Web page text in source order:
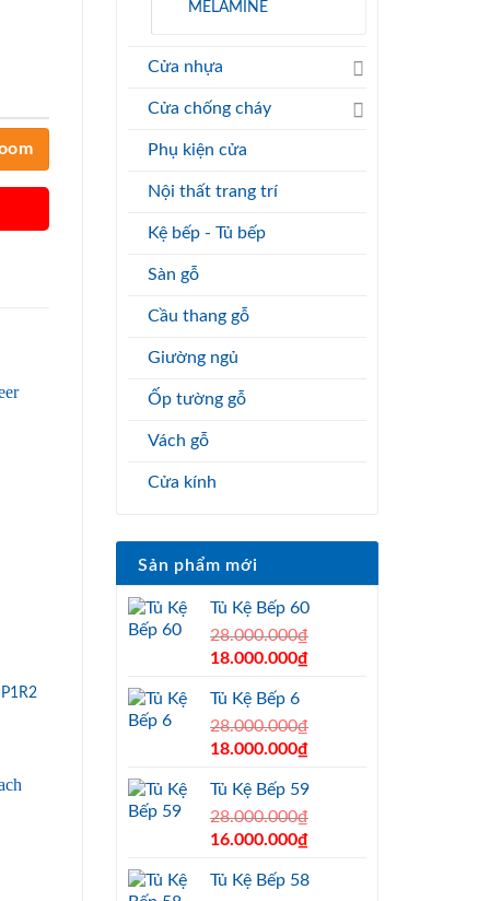
MELAMINE
Cửa nhựa
Cửa chống cháy
Phụ kiện cửa
Nội thất trang trí
Kệ bếp - Tủ bếp
Sàn gỗ
Cầu thang gỗ
Giường ngủ
Ốp tường gỗ
Vách gỗ
Cửa kính
Sản phẩm mới
Tủ Kệ Bếp 60
28.000.000₫
Original
was:
28.000.000₫.
18.000.000₫Current
18.000.000₫.
Tủ Kệ Bếp 6
28.000.000₫
Original
was:
28.000.000₫.
18.000.000₫Current
is:
18.000.000₫.
Tủ Kệ Bếp 59
28.000.000₫
Original
was:
16.000.000₫Current
is:
Tủ Kệ Bếp 58